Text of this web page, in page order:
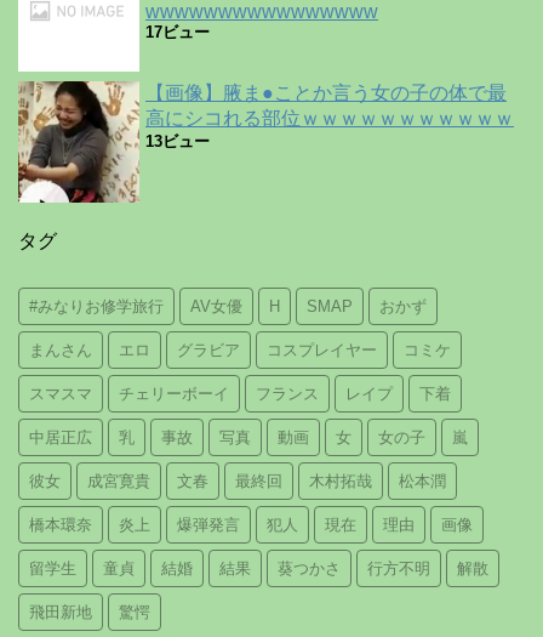
wwwwwwwwwwwwwwww
17ビュー
【画像】腋ま●ことか言う女の子の体で最
高にシコれる部位ｗｗｗｗｗｗｗｗｗｗｗ
13ビュー
タグ
#みなりお修学旅行 AV女優 H SMAP おかず
まんさん エロ グラビア コスプレイヤー コミケ
スマスマ チェリーボーイ フランス レイプ 下着
中居正広 乳 事故 写真 動画 女 女の子 嵐
彼女 成宮寛貴 文春 最終回 木村拓哉 松本潤
橋本環奈 炎上 爆弾発言 犯人 現在 理由 画像
留学生 童貞 結婚 結果 葵つかさ 行方不明 解散
飛田新地 驚愕